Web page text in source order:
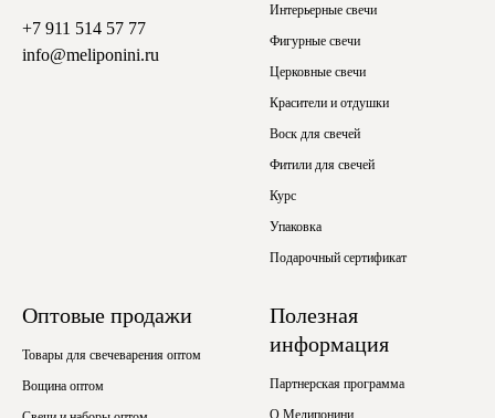
+7 911 514 57 77
info@meliponini.ru
Интерьерные свечи
Фигурные свечи
Церковные свечи
Красители и отдушки
Воск для свечей
Фитили для свечей
Курс
Упаковка
Подарочный сертификат
Оптовые продажи
Товары для свечеварения оптом
Вощина оптом
Полезная
информация
Партнерская программа
О Мелипонини